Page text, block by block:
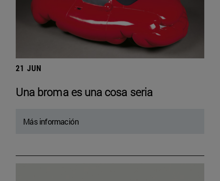
21 JUN
Una broma es una cosa seria
Más información